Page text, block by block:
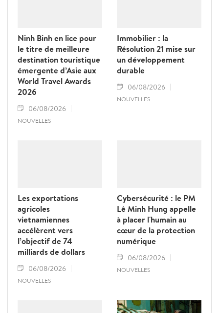
Ninh Binh en lice pour
le titre de meilleure
destination touristique
émergente d’Asie aux
World Travel Awards
2026
06/08/2026
NOUVELLES
Immobilier : la
Résolution 21 mise sur
un développement
durable
06/08/2026
NOUVELLES
Les exportations
agricoles
vietnamiennes
accélèrent vers
l’objectif de 74
milliards de dollars
06/08/2026
NOUVELLES
Cybersécurité : le PM
Lê Minh Hung appelle
à placer l'humain au
cœur de la protection
numérique
06/08/2026
NOUVELLES